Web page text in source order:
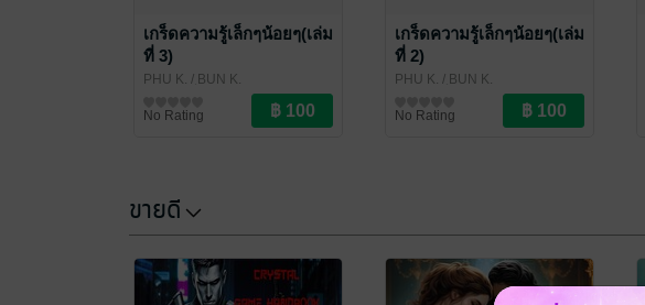
เกร็ดความรู้เล็กๆน้อยๆ(เล่ม
ที่ 3)
PHU K. / ฺBUN K.
No Rating
เกร็ดความรู้เล็กๆน้อยๆ(เล่ม
ที่ 2)
PHU K. / ฺBUN K.
No Rating
ขายดี